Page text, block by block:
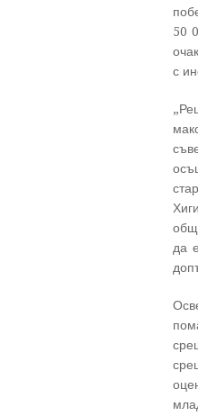
50
с
да